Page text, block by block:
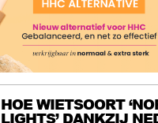
HOE WIETSOORT
LIGHTS’ DANKZIJ